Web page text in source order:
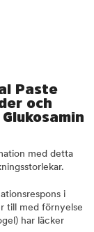
Paste
och
med detta
i
till med förnyelse
har läcker